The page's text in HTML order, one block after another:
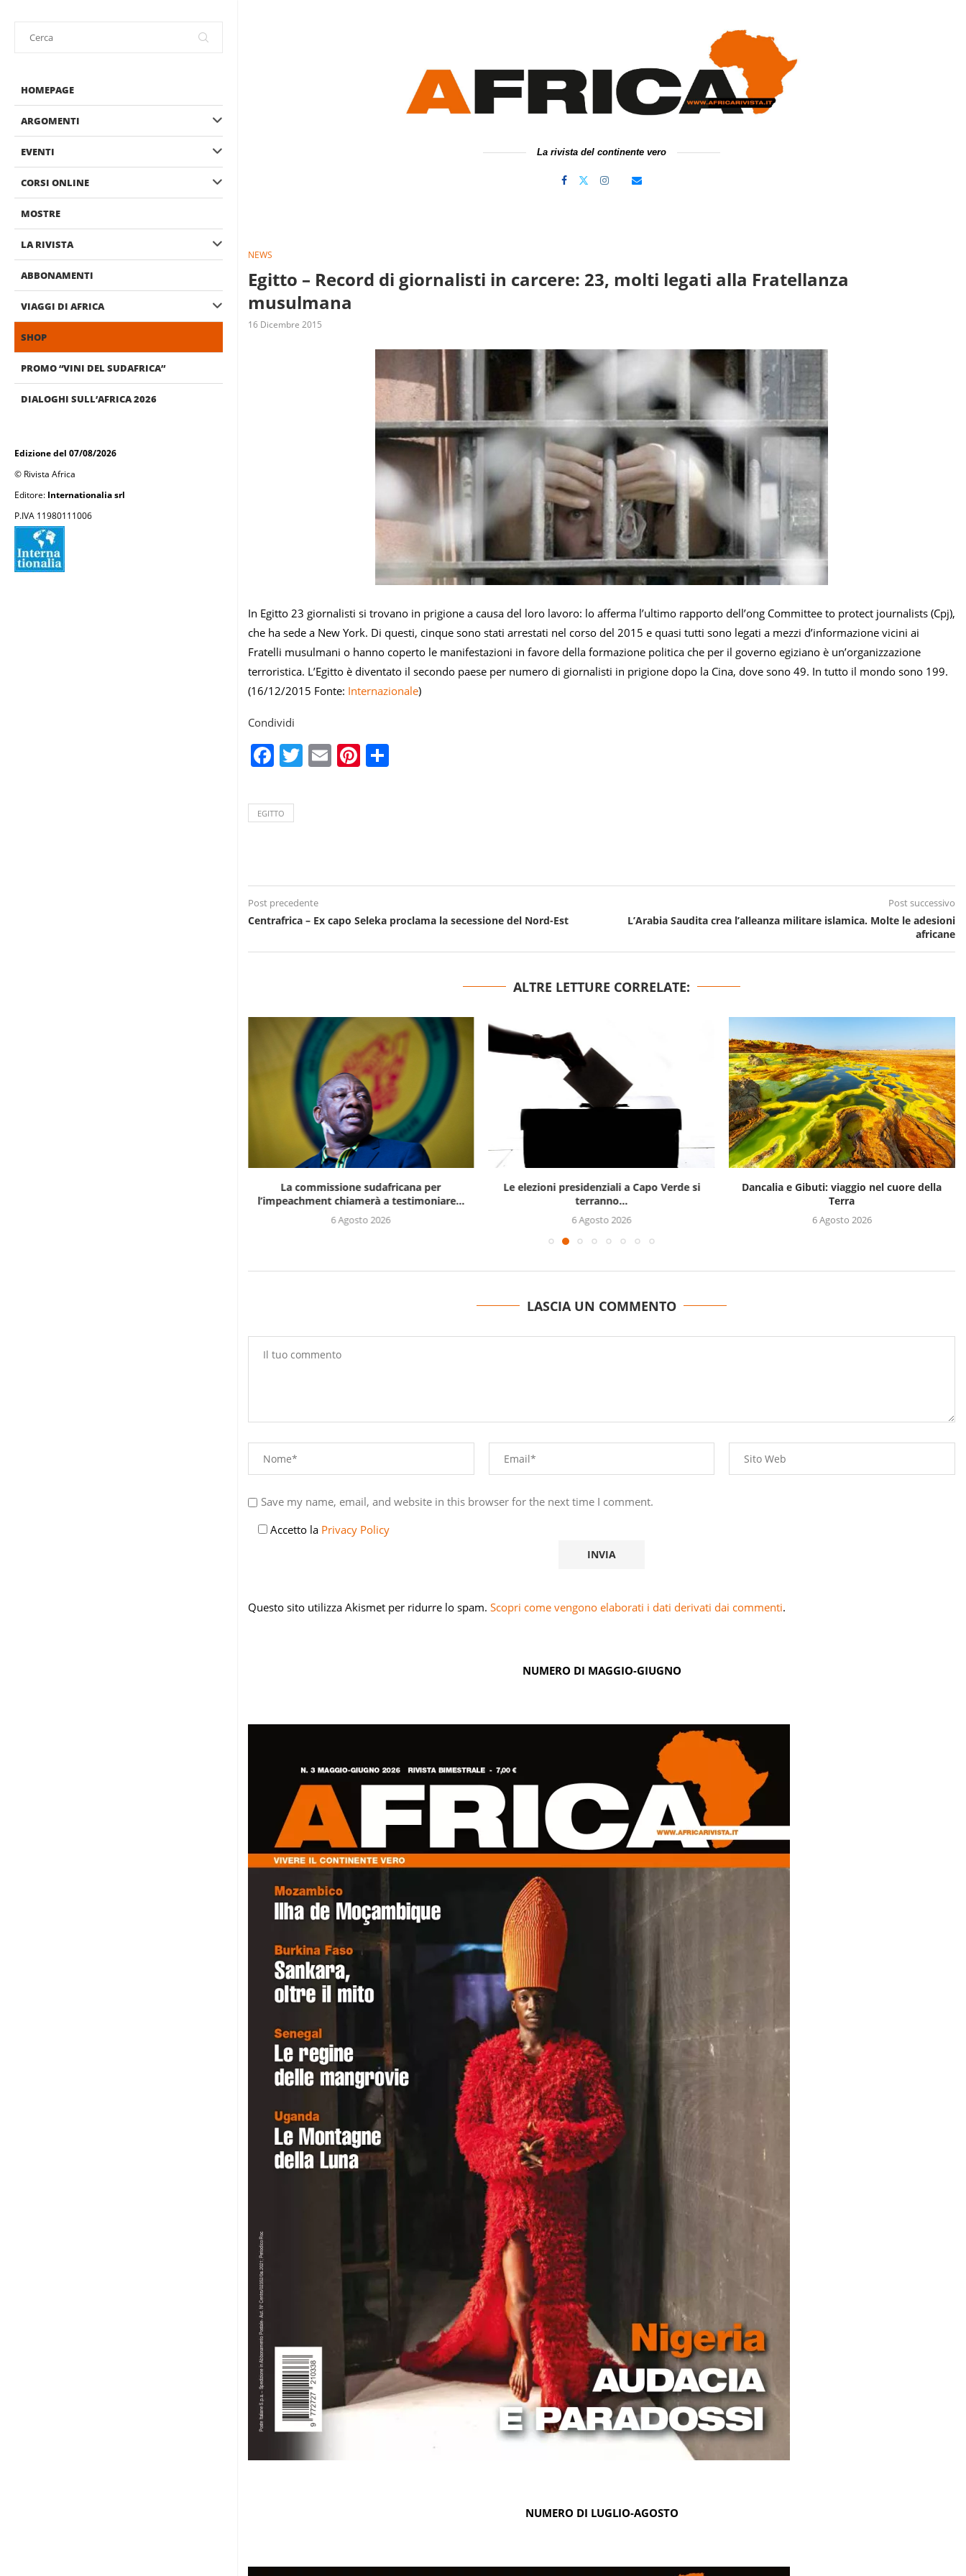
HOMEPAGE
ARGOMENTI
EVENTI
CORSI ONLINE
MOSTRE
LA RIVISTA
ABBONAMENTI
VIAGGI DI AFRICA
SHOP
PROMO “VINI DEL SUDAFRICA”
DIALOGHI SULL’AFRICA 2026
Edizione del 07/08/2026
© Rivista Africa
Editore: Internationalia srl
P.IVA 11980111006
La rivista del continente vero
NEWS
Egitto – Record di giornalisti in carcere: 23, molti legati alla Fratellanza
musulmana
16 Dicembre 2015
In Egitto 23 giornalisti si trovano in prigione a causa del loro lavoro: lo afferma l’ultimo rapporto dell’ong Committee to protect journalists (Cpj),
che ha sede a New York. Di questi, cinque sono stati arrestati nel corso del 2015 e quasi tutti sono legati a mezzi d’informazione vicini ai
Fratelli musulmani o hanno coperto le manifestazioni in favore della formazione politica che per il governo egiziano è un’organizzazione
terroristica. L’Egitto è diventato il secondo paese per numero di giornalisti in prigione dopo la Cina, dove sono 49. In tutto il mondo sono 199.
(16/12/2015 Fonte: Internazionale)
Condividi
Facebook
Twitter
EmailPinterest
EGITTO
Post precedente
Centrafrica – Ex capo Seleka proclama la secessione del Nord-Est
Post successivo
L’Arabia Saudita crea l’alleanza militare islamica. Molte le adesioni
africane
ALTRE LETTURE CORRELATE:
La commissione sudafricana per
l’impeachment chiamerà a testimoniare...
6 Agosto 2026
Le elezioni presidenziali a Capo Verde si
terranno...
6 Agosto 2026
Dancalia e Gibuti: viaggio nel cuore della
Terra
6 Agosto 2026
LASCIA UN COMMENTO
Save my name, email, and website in this browser for the next time I comment.
Accetto la Privacy Policy
Questo sito utilizza Akismet per ridurre lo spam. Scopri come vengono elaborati i dati derivati dai commenti.
NUMERO DI MAGGIO-GIUGNO
NUMERO DI LUGLIO-AGOSTO